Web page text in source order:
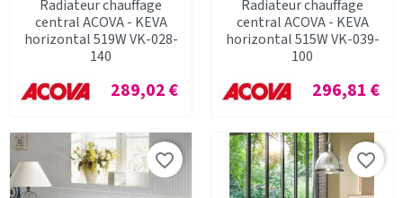
Radiateur chauffage
central ACOVA - KEVA
horizontal 519W VK-028-
140
Prix
289,02 €
Radiateur chauffage
central ACOVA - KEVA
horizontal 515W VK-039-
100
Prix
296,81 €
favorite_border favorite_border